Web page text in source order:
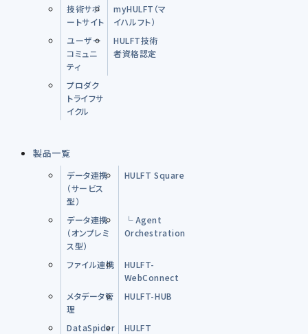
技術サポ
ートサイト
myHULFT（マ
イハルフト）
ユーザー
コミュニ
ティ
HULFT技術
者資格認定
プロダク
トライフサ
イクル
製品一覧
データ連携
（サービス
型）
HULFT Square
データ連携
（オンプレミ
ス型）
└ Agent
Orchestration
ファイル連携
HULFT-
WebConnect
メタデータ管
理
HULFT-HUB
DataSpider
HULFT